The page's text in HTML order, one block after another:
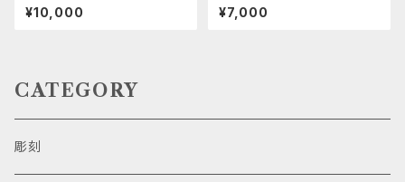
¥10,000 ¥7,000
CATEGORY
彫刻